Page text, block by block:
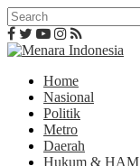
Home
Nasional
Politik
Metro
Daerah
Hukum & HAM